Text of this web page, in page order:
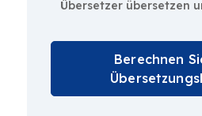
Übersetzer übersetzen
Berechnen